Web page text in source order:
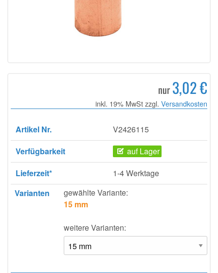
nur3,02 €
inkl. 19% MwSt zzgl. Versandkosten
Artikel Nr.
V2426115
Verfügbarkeit
auf Lager
Lieferzeit*
1-4 Werktage
Varianten
gewählte Variante:
15 mm
weitere Varianten: